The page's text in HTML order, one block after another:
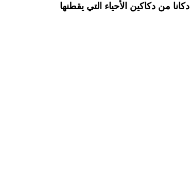
وقد تم في إطار المرحلة الحالية من برنامج التموين والتي ستستفيد منها 500 أسرة أي ما يناهز 3000 شخص بين المقاطعتين، اعتماد 50 دكانا من دكاكين الأحياء التي يقطنها